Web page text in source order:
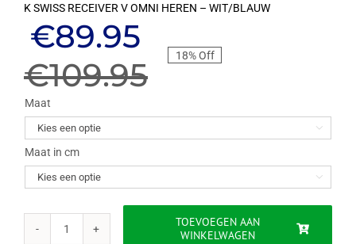
K SWISS RECEIVER V OMNI HEREN – WIT/BLAUW
€109.95
Oorspronkelijke
prijs
was:
€109.95.
€89.95
Huidige
prijs
is:
€89.95.
18% Off
Maat

Maat in cm

K
TOEVOEGEN AAN
WINKELWAGEN